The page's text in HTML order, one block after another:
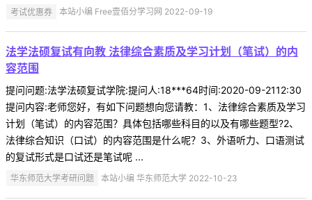
考试优惠券 本站小编 Free壹佰分学习网 2022-09-19
法学法硕复试有向教 法律综合素质及学习计划（笔试）的内
容范围
提问问题:法学法硕复试学院:提问人:18***64时间:2020-09-2112:30
提问内容:老师您好，有如下问题想向您请教：1、法律综合素质及学习
计划（笔试）的内容范围？具体包括哪些科目的以及有哪些题型?2、
法律综合知识（口试）的内容范围是什么呢？3、外语听力、口语测试
的复试形式是口试还是笔试呢 ...
华东师范大学考研问题 本站小编 华东师范大学 2022-10-23